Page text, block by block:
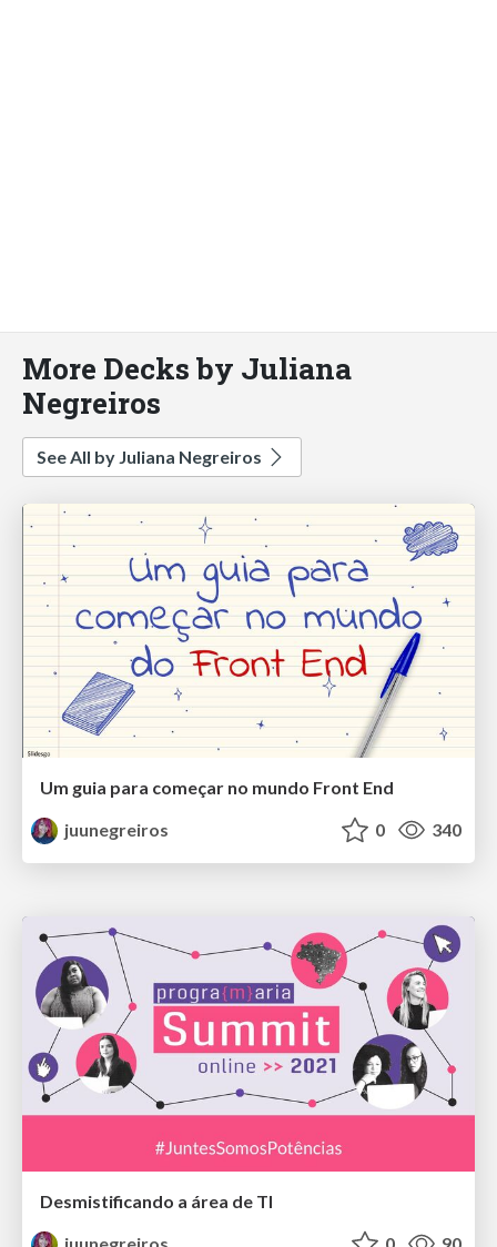
More Decks by Juliana
Negreiros
See All by Juliana Negreiros
Um guia para começar no mundo Front End
juunegreiros
0 340
Desmistificando a área de TI
juunegreiros
0 90